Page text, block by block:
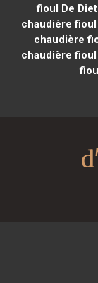
fioul De
chaudière fioul
chaudière
chaudière fioul